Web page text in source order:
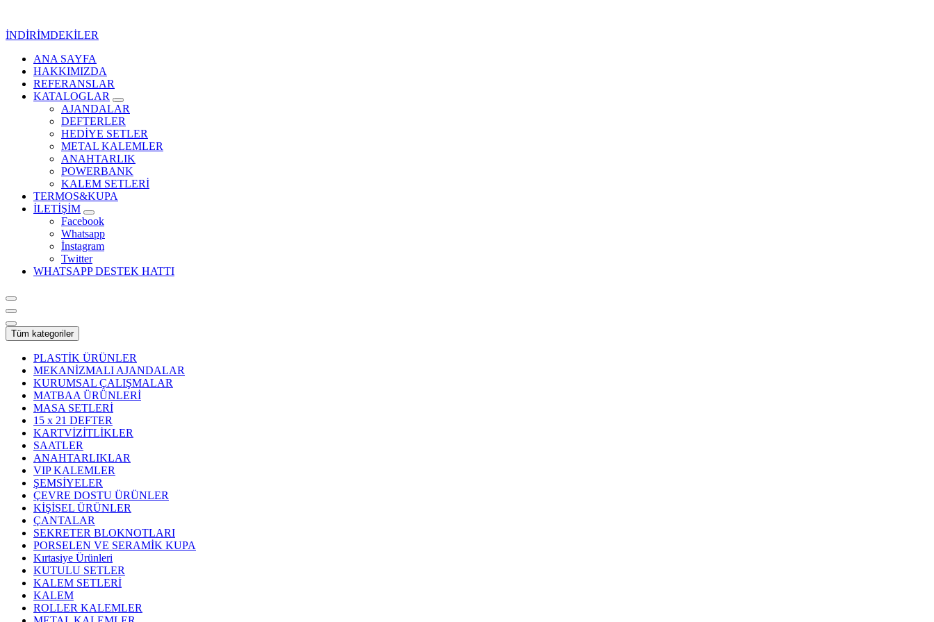
İNDİRİMDEKİLER
Kurumsal Promosyon-Hediyelik
ANA SAYFA
HAKKIMIZDA
REFERANSLAR
KATALOGLAR
AJANDALAR
DEFTERLER
HEDİYE SETLER
METAL KALEMLER
ANAHTARLIK
POWERBANK
KALEM SETLERİ
TERMOS&KUPA
İLETİŞİM
Facebook
Whatsapp
İnstagram
Twitter
WHATSAPP DESTEK HATTI
Tüm kategoriler
PLASTİK ÜRÜNLER
MEKANİZMALI AJANDALAR
KURUMSAL ÇALIŞMALAR
MATBAA ÜRÜNLERİ
MASA SETLERİ
15 x 21 DEFTER
KARTVİZİTLİKLER
SAATLER
ANAHTARLIKLAR
VIP KALEMLER
ŞEMSİYELER
ÇEVRE DOSTU ÜRÜNLER
KİŞİSEL ÜRÜNLER
ÇANTALAR
SEKRETER BLOKNOTLARI
PORSELEN VE SERAMİK KUPA
Kırtasiye Ürünleri
KUTULU SETLER
KALEM SETLERİ
KALEM
ROLLER KALEMLER